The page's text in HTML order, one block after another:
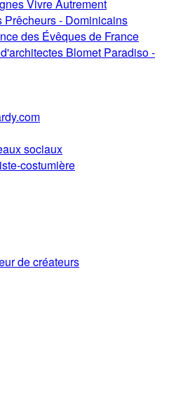
Vivre Autrement
Prêcheurs - Dominicains
des Évêques de France
Blomet Paradiso -
sociaux
costumière
de créateurs